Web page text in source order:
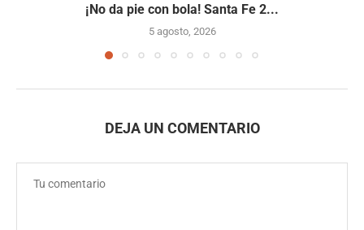
¡No da pie con bola! Santa Fe 2...
5 agosto, 2026
DEJA UN COMENTARIO